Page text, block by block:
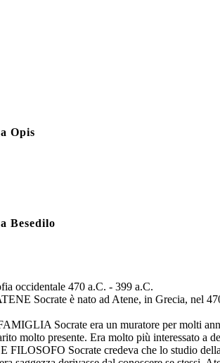
Opis
Besedilo
occidentale 470 a.C. - 399 a.C.
Socrate è nato ad Atene, in Grecia, nel
Socrate era un muratore per molti
molto presente. Era molto più interessato a
Socrate credeva che lo studio